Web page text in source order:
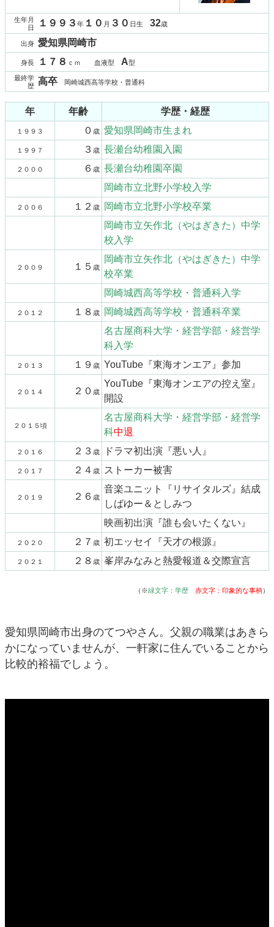
生年月
日
１９９３年 １０ 月 ３０ 日生32歳
出身 愛知県岡崎市
身長 １７８ ｃｍ 血液型 A型
最終学
歴 高卒 岡崎城西高等学校・普通科
年 年齢 学歴・経歴
１９９３ ０ 歳 愛知県岡崎市生まれ
１９９７ ３ 歳 長瀬台幼稚園入園
２０００ ６ 歳
長瀬台幼稚園卒園
岡崎市立北野小学校入学
２００６ １２ 歳
岡崎市立北野小学校卒業
岡崎市立矢作北（やはぎきた）中学
校入学
２００９ １５ 歳
岡崎市立矢作北（やはぎきた）中学
校卒業
岡崎城西高等学校・普通科入学
２０１２ １８ 歳
岡崎城西高等学校・普通科卒業
名古屋商科大学・経営学部・経営学
科入学
２０１３ １９ 歳 YouTube『東海オンエア』参加
２０１４ ２０ 歳
YouTube『東海オンエアの控え室』
開設
２０１５頃
名古屋商科大学・経営学部・経営学
科中退
２０１６ ２３ 歳 ドラマ初出演『悪い人』
２０１７ ２４ 歳 ストーカー被害
２０１９ ２６ 歳
音楽ユニット『リサイタルズ』結成
しばゆー＆としみつ
映画初出演『誰も会いたくない』
２０２０ ２７ 歳 初エッセイ『天才の根源』
２０２１ ２８ 歳 峯岸みなみと熱愛報道＆交際宣言
（※緑文字：学歴 赤文字：印象的な事柄）
愛知県岡崎市出身のてつやさん。父親の職業はあきら
かになっていませんが、一軒家に住んでいることから
比較的裕福でしょう。